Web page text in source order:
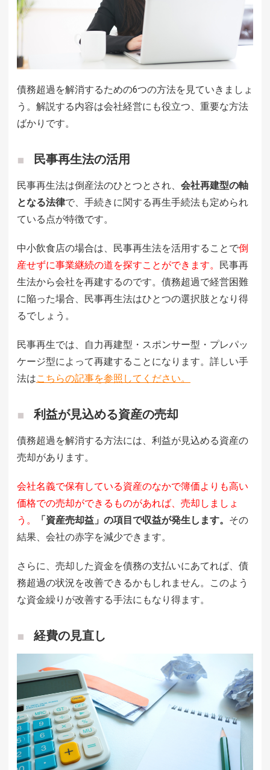
債務超過を解消するための6つの方法を見ていきましょ
う。解説する内容は会社経営にも役立つ、重要な方法
ばかりです。
民事再生法の活用
民事再生法は倒産法のひとつとされ、 会社再建型の軸
となる法律で、手続きに関する再生手続法も定められ
ている点が特徴です。
中小飲食店の場合は、民事再生法を活用することで倒
産せずに事業継続の道を探すことができます。 民事再
生法から会社を再建するのです。債務超過で経営困難
に陥った場合、民事再生法はひとつの選択肢となり得
るでしょう。
民事再生では、自力再建型・スポンサー型・プレパッ
ケージ型によって再建することになります。詳しい手
法はこちらの記事を参照してください。
利益が見込める資産の売却
債務超過を解消する方法には、利益が見込める資産の
売却があります。
会社名義で保有している資産のなかで簿価よりも高い
価格での売却ができるものがあれば、売却しましょ
う。
「資産売却益」の項目で収益が発生します。 その
結果、会社の赤字を減少できます。
さらに、売却した資金を債務の支払いにあてれば、債
務超過の状況を改善できるかもしれません。このよう
な資金繰りが改善する手法にもなり得ます。
経費の見直し